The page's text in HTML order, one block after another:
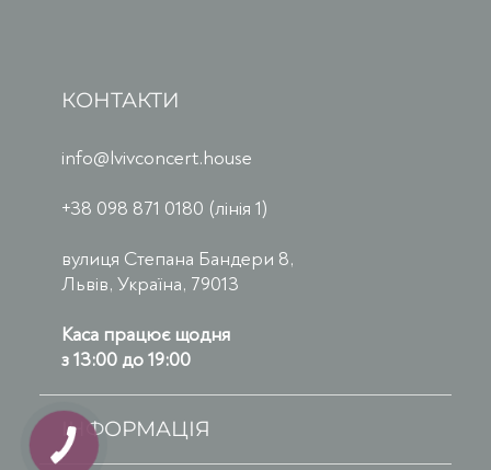
КОНТАКТИ
info@lvivconcert.house
+38 098 871 0180 (лінія 1)
вулиця Степана Бандери 8,
Львів, Україна, 79013
Каса працює щодня
з 13:00 до 19:00
ІНФОРМАЦІЯ